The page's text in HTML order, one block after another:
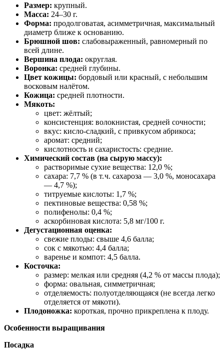
Размер: крупный.
Масса: 24–30 г.
Форма: продолговатая, асимметричная, максимальный
диаметр ближе к основанию.
Брюшной шов: слабовыраженный, равномерный по
всей длине.
Вершина плода: округлая.
Воронка: средней глубины.
Цвет кожицы: бордовый или красный, с небольшим
восковым налётом.
Кожица: средней плотности.
Мякоть:
цвет: жёлтый;
консистенция: волокнистая, средней сочности;
вкус: кисло‑сладкий, с привкусом абрикоса;
аромат: средний;
кислотность и сахаристость: средние.
Химический состав (на сырую массу):
растворимые сухие вещества: 12,0 %;
сахара: 7,7 % (в т. ч. сахароза — 3,0 %, моносахара
— 4,7 %);
титруемые кислоты: 1,7 %;
пектиновые вещества: 0,58 %;
полифенолы: 0,4 %;
аскорбиновая кислота: 5,8 мг/100 г.
Дегустационная оценка:
свежие плоды: свыше 4,6 балла;
сок с мякотью: 4,4 балла;
варенье и компот: 4,5 балла.
Косточка:
размер: мелкая или средняя (4,2 % от массы плода);
форма: овальная, симметричная;
отделяемость: полуотделяющаяся (не всегда легко
отделяется от мякоти).
Плодоножка: короткая, прочно прикреплена к плоду.
Особенности выращивания
Посадка